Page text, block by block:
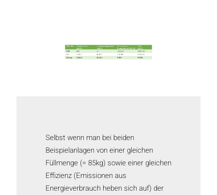
Selbst wenn man bei beiden
Beispielanlagen von einer gleichen
Füllmenge (= 85kg) sowie einer gleichen
Effizienz (Emissionen aus
Energieverbrauch heben sich auf) der